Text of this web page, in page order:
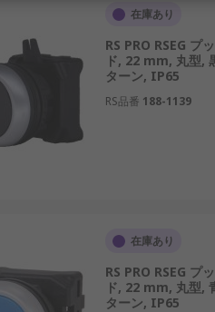
在庫あり
RS PRO RSEG プ
ド, 22 mm, 丸型,
ターン, IP65
RS品番 188-1139
在庫あり
RS PRO RSEG プ
ド, 22 mm, 丸型,
ターン, IP65